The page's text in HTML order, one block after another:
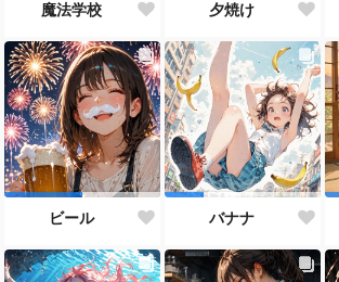
魔法学校 夕焼け
ビール バナナ